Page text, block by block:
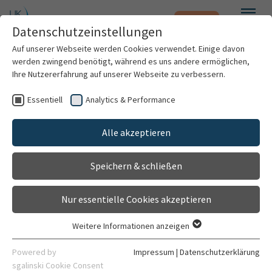
Zum Hauptinhalt springen Notfall
Patienten & Besucher
Kliniken & Institute
Forschung
Karriere
Kilian Lamadé
Assistenzarzt
Datenschutzeinstellungen
Auf unserer Webseite werden Cookies verwendet. Einige davon
werden zwingend benötigt, während es uns andere ermöglichen,
Ihre Nutzererfahrung auf unserer Webseite zu verbessern.
Essentiell Analytics & Performance
Alle akzeptieren
Speichern & schließen
Nur essentielle Cookies akzeptieren
Essentielle Cookies werden für grundlegende Funktionen der
Webseite benötigt. Dadurch ist gewährleistet, dass die
Weitere Informationen anzeigen
Powered by
sgalinski Cookie Consent
Impressum | Datenschutzerklärung